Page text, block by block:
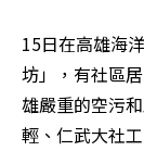
15日在高雄海
坊」，有社區
雄嚴重的空污
輕、仁武大社